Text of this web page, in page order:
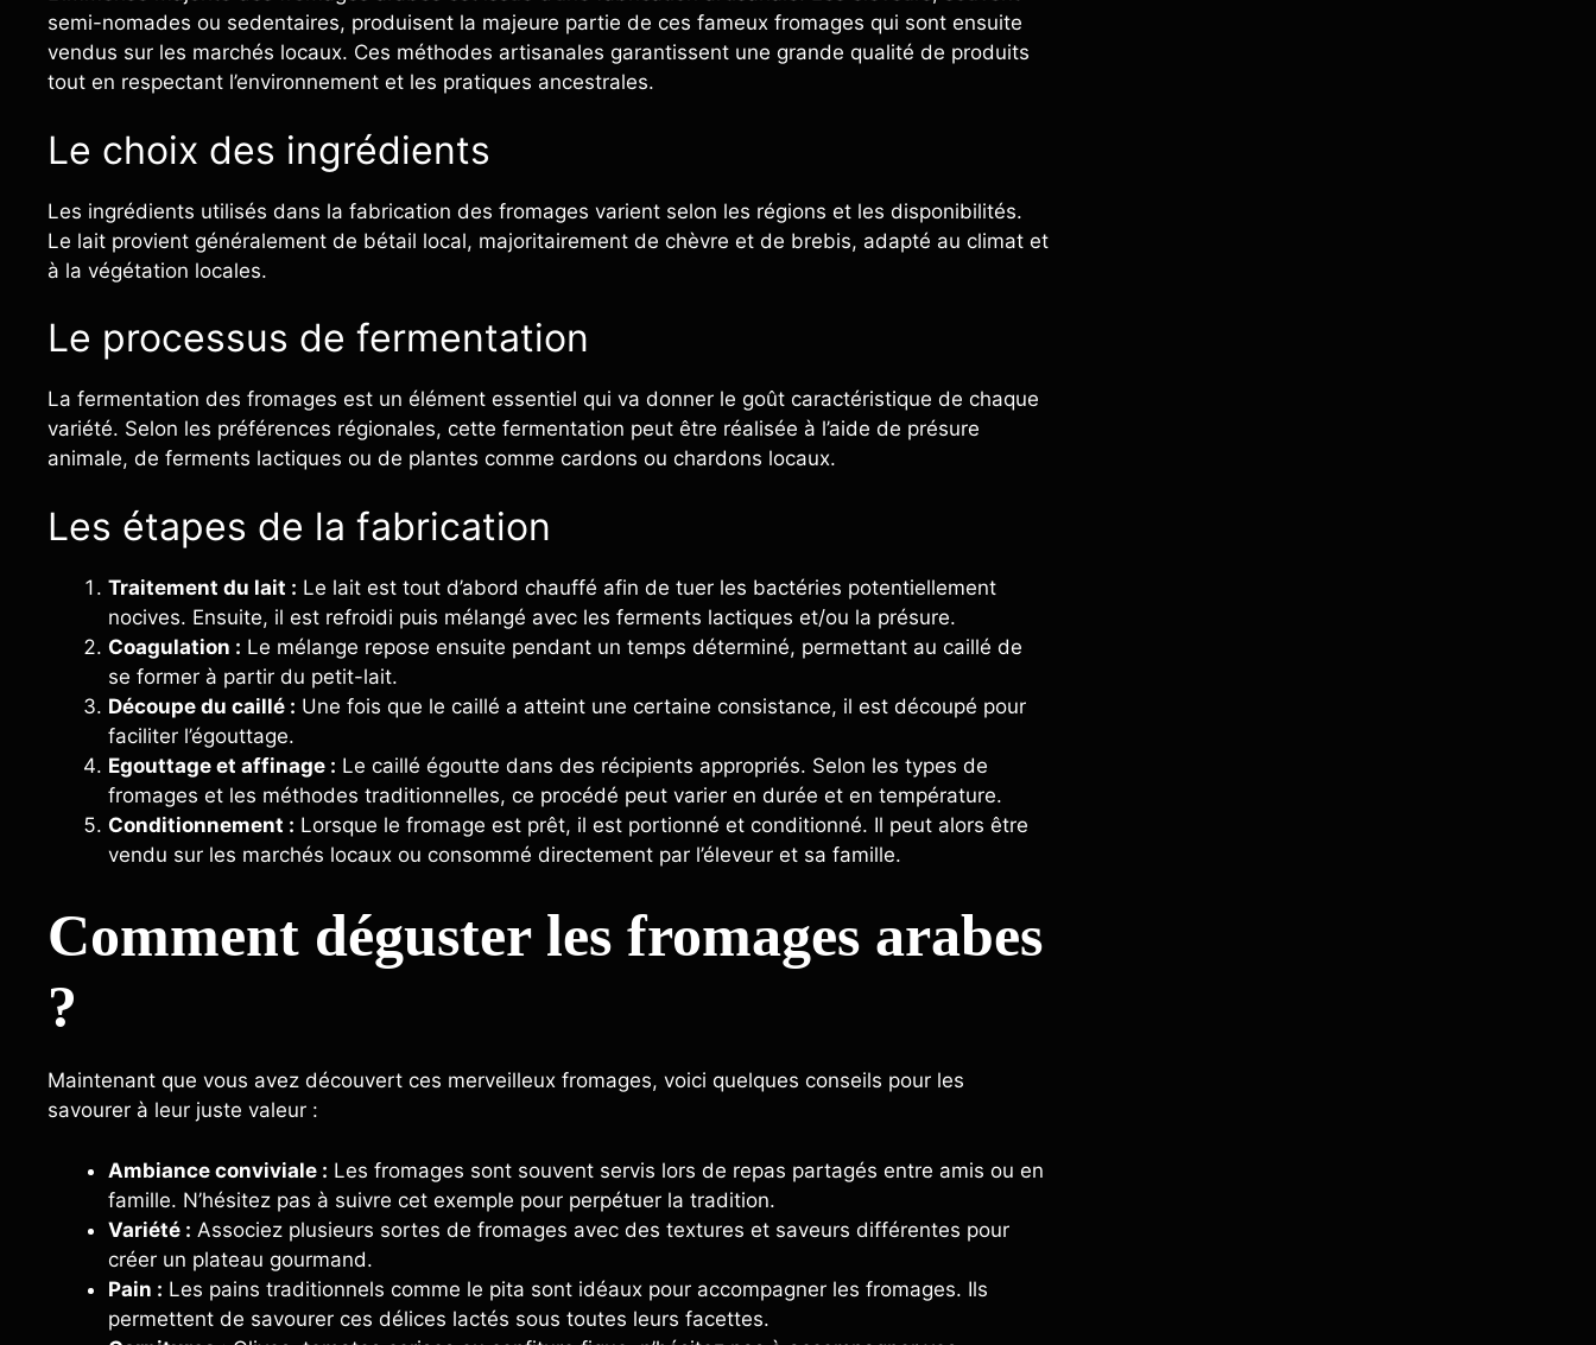
semi-nomades ou sedentaires, produisent la majeure partie de ces fameux fromages qui sont ensuite
vendus sur les marchés locaux. Ces méthodes artisanales garantissent une grande qualité de produits
tout en respectant l’environnement et les pratiques ancestrales.
Le choix des ingrédients
Les ingrédients utilisés dans la fabrication des fromages varient selon les régions et les disponibilités.
Le lait provient généralement de bétail local, majoritairement de chèvre et de brebis, adapté au climat et
à la végétation locales.
Le processus de fermentation
La fermentation des fromages est un élément essentiel qui va donner le goût caractéristique de chaque
variété. Selon les préférences régionales, cette fermentation peut être réalisée à l’aide de présure
animale, de ferments lactiques ou de plantes comme cardons ou chardons locaux.
Les étapes de la fabrication
Traitement du lait : Le lait est tout d’abord chauffé afin de tuer les bactéries potentiellement
nocives. Ensuite, il est refroidi puis mélangé avec les ferments lactiques et/ou la présure.
Coagulation : Le mélange repose ensuite pendant un temps déterminé, permettant au caillé de
se former à partir du petit-lait.
Découpe du caillé : Une fois que le caillé a atteint une certaine consistance, il est découpé pour
faciliter l’égouttage.
Egouttage et affinage : Le caillé égoutte dans des récipients appropriés. Selon les types de
fromages et les méthodes traditionnelles, ce procédé peut varier en durée et en température.
Conditionnement : Lorsque le fromage est prêt, il est portionné et conditionné. Il peut alors être
vendu sur les marchés locaux ou consommé directement par l’éleveur et sa famille.
Comment déguster les fromages arabes
?
Maintenant que vous avez découvert ces merveilleux fromages, voici quelques conseils pour les
savourer à leur juste valeur :
Ambiance conviviale : Les fromages sont souvent servis lors de repas partagés entre amis ou en
famille. N’hésitez pas à suivre cet exemple pour perpétuer la tradition.
Variété : Associez plusieurs sortes de fromages avec des textures et saveurs différentes pour
créer un plateau gourmand.
Pain : Les pains traditionnels comme le pita sont idéaux pour accompagner les fromages. Ils
permettent de savourer ces délices lactés sous toutes leurs facettes.